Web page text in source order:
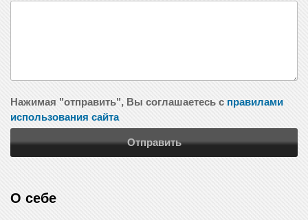
Нажимая "отправить", Вы соглашаетесь с правилами
использования сайта
О себе